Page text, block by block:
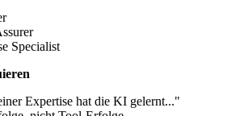
Specialist
Expertise hat die KI gelernt..."